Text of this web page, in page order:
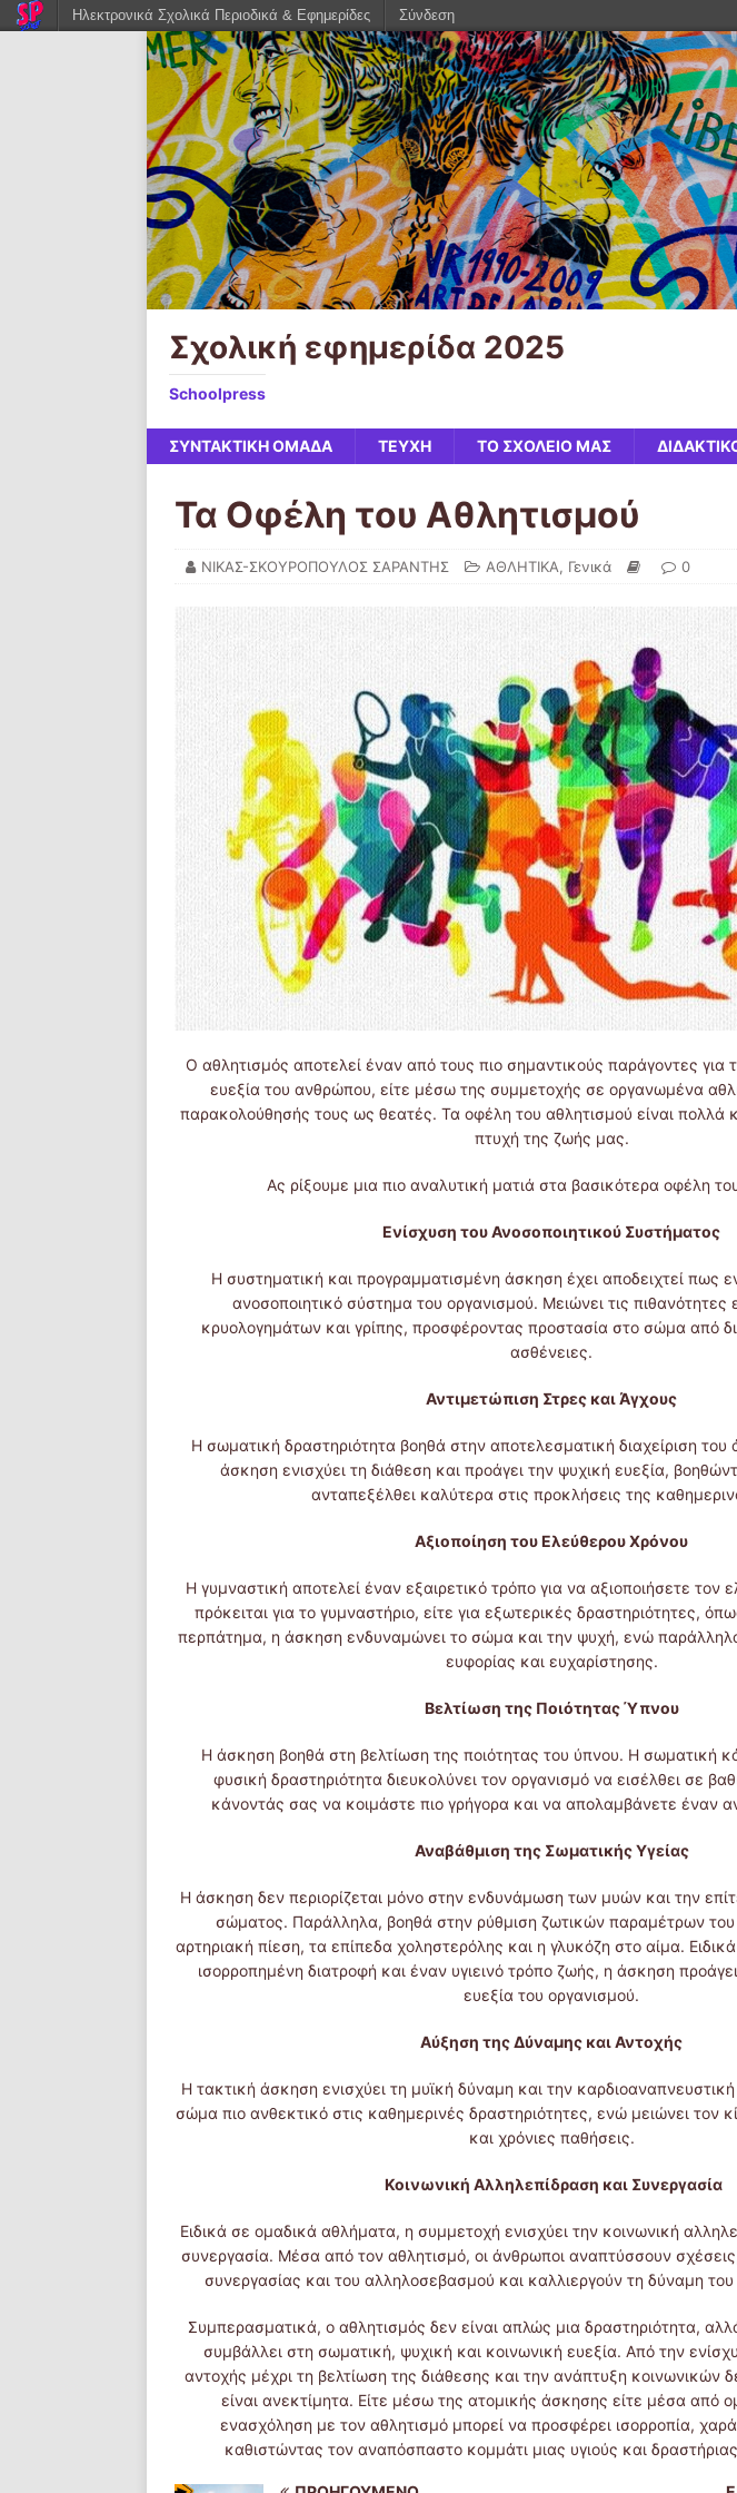
Σχολική εφημερίδα 2025
Schoolpress
ΣΥΝΤΑΚΤΙΚΗ ΟΜΑΔΑ ΤΕΥΧΗ ΤΟ ΣΧΟΛΕΙΟ ΜΑΣ
Τα Οφέλη του Αθλητισμού
ΝΙΚΑΣ-ΣΚΟΥΡΟΠΟΥΛΟΣ ΣΑΡΑΝΤΗΣ ΑΘΛΗΤΙΚΑ, Γενικά 0
Ο αθλητισμός αποτελεί έναν από τους πιο σημαντικούς παράγοντες για
ευεξία του ανθρώπου, είτε μέσω της συμμετοχής σε οργανωμένα
παρακολούθησής τους ως θεατές. Τα οφέλη του αθλητισμού είναι πολλά
πτυχή της ζωής μας.
Ας ρίξουμε μια πιο αναλυτική ματιά στα βασικότερα οφέλη
Ενίσχυση του Ανοσοποιητικού Συστήματος
Η συστηματική και προγραμματισμένη άσκηση έχει αποδειχτεί πως
ανοσοποιητικό σύστημα του οργανισμού. Μειώνει τις
κρυολογημάτων και γρίπης, προσφέροντας προστασία στο σώμα από
ασθένειες.
Αντιμετώπιση Στρες και Άγχους
Η σωματική δραστηριότητα βοηθά στην αποτελεσματική διαχείριση του
άσκηση ενισχύει τη διάθεση και προάγει την ψυχική ευεξία,
ανταπεξέλθει καλύτερα στις προκλήσεις της
Αξιοποίηση του Ελεύθερου Χρόνου
Η γυμναστική αποτελεί έναν εξαιρετικό τρόπο για να αξιοποιήσετε τον
πρόκειται για το γυμναστήριο, είτε για εξωτερικές δραστηριότητες,
περπάτημα, η άσκηση ενδυναμώνει το σώμα και την ψυχή, ενώ
ευφορίας και ευχαρίστησης.
Βελτίωση της Ποιότητας Ύπνου
Η άσκηση βοηθά στη βελτίωση της ποιότητας του ύπνου. Η σωματική
φυσική δραστηριότητα διευκολύνει τον οργανισμό να εισέλθει σε
κάνοντάς σας να κοιμάστε πιο γρήγορα και να απολαμβάνετε έναν
Αναβάθμιση της Σωματικής Υγείας
Η άσκηση δεν περιορίζεται μόνο στην ενδυνάμωση των μυών και την
σώματος. Παράλληλα, βοηθά στην ρύθμιση ζωτικών παραμέτρων
αρτηριακή πίεση, τα επίπεδα χοληστερόλης και η γλυκόζη στο αίμα.
ισορροπημένη διατροφή και έναν υγιεινό τρόπο ζωής, η άσκηση
ευεξία του οργανισμού.
Αύξηση της Δύναμης και Αντοχής
Η τακτική άσκηση ενισχύει τη μυϊκή δύναμη και την
σώμα πιο ανθεκτικό στις καθημερινές δραστηριότητες, ενώ μειώνει τον
και χρόνιες παθήσεις.
Κοινωνική Αλληλεπίδραση και Συνεργασία
Ειδικά σε ομαδικά αθλήματα, η συμμετοχή ενισχύει την κοινωνική
συνεργασία. Μέσα από τον αθλητισμό, οι άνθρωποι αναπτύσσουν
συνεργασίας και του αλληλοσεβασμού και καλλιεργούν τη δύναμη
Συμπερασματικά, ο αθλητισμός δεν είναι απλώς μια δραστηριότητα,
συμβάλλει στη σωματική, ψυχική και κοινωνική ευεξία. Από την
αντοχής μέχρι τη βελτίωση της διάθεσης και την ανάπτυξη κοινωνικών
είναι ανεκτίμητα. Είτε μέσω της ατομικής άσκησης είτε μέσα από
ενασχόληση με τον αθλητισμό μπορεί να προσφέρει ισορροπία,
καθιστώντας τον αναπόσπαστο κομμάτι μιας υγιούς και
Ηλεκτρονικά Σχολικά Περιοδικά & Εφημερίδες Σύνδεση